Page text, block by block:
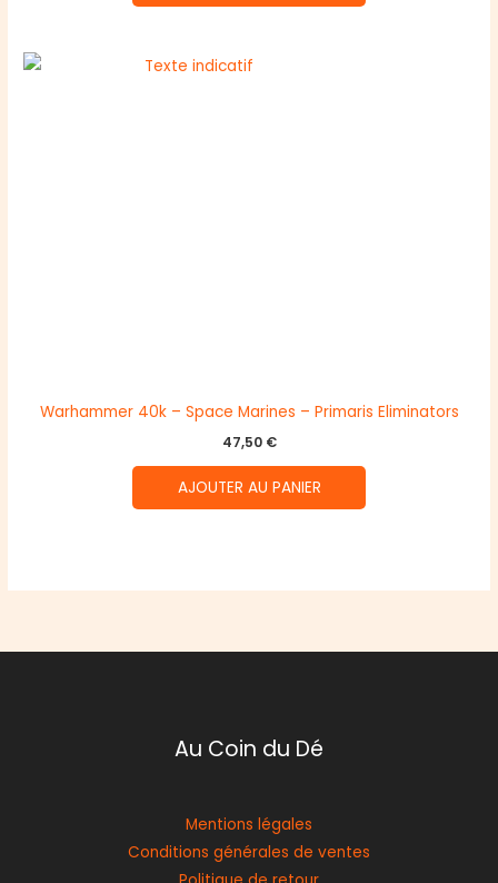
Warhammer 40k – Space Marines – Primaris Eliminators
47,50 €
AJOUTER AU PANIER
Au Coin du Dé
Mentions légales
Conditions générales de ventes